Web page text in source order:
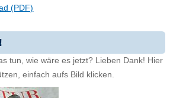
(PDF)
tun, wie wäre es jetzt? Lieben Dank! Hier
einfach aufs Bild klicken.